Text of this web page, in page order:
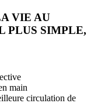
VIE AU
PLUS SIMPLE,
main
circulation de